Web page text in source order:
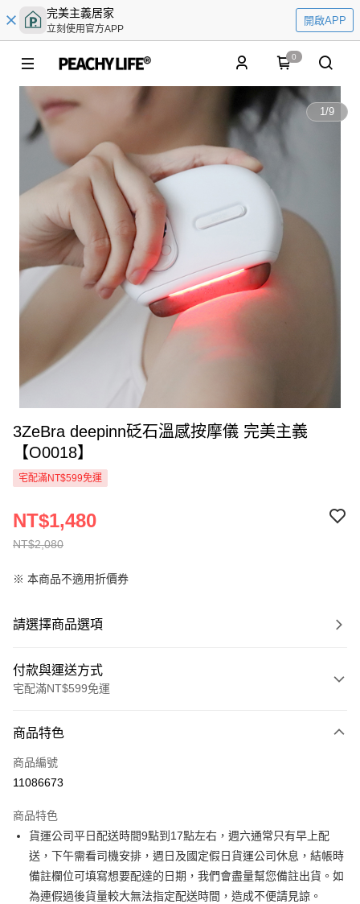
完美主義居家
立刻使用官方APP
開啟APP
0
1/9
3ZeBra deepinn砭石溫感按摩儀 完美主義
【O0018】
宅配滿NT$599免運
NT$2,080
NT$1,480
※ 本商品不適用折價券
請選擇商品選項
付款與運送方式
宅配滿NT$599免運
信用卡一次付款
信用卡分期付款
合作金庫商業銀行
華南商業銀行
彰化商業銀行
上海商業儲蓄銀行
台北富邦商業銀行
國泰世華商業銀行
兆豐國際商業銀行
臺灣中小企業銀行
台中商業銀行
6 期 0 利率 每期
華南商業銀行
彰化商業銀行
上海商業儲蓄銀行
台北富邦商業銀行
國泰世華商業銀行
兆豐國際商業銀行
LINE Pay
Apple Pay
商品特色
商品編號
11086673
商品特色
貨運公司平日配送時間9點到17點左右，週六通常只有早上配
送，下午需看司機安排，週日及國定假日貨運公司休息，結帳時
備註欄位可填寫想要配達的日期，我們會盡量幫您備註出貨。如
為連假過後貨量較大無法指定配送時間，造成不便請見諒。